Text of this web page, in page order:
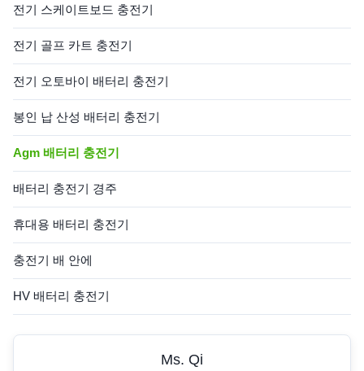
전기 스케이트보드 충전기
전기 골프 카트 충전기
전기 오토바이 배터리 충전기
봉인 납 산성 배터리 충전기
Agm 배터리 충전기
배터리 충전기 경주
휴대용 배터리 충전기
충전기 배 안에
HV 배터리 충전기
Ms. Qi